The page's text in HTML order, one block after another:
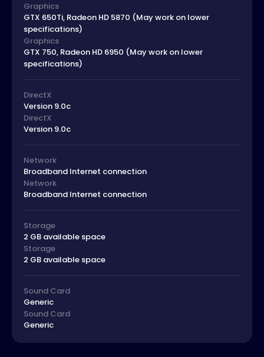
Graphics
GTX 650Ti, Radeon HD 5870 (May work on lower
specifications)
Graphics
GTX 750, Radeon HD 6950 (May work on lower
specifications)
DirectX
Version 9.0c
DirectX
Version 9.0c
Network
Broadband Internet connection
Network
Broadband Internet connection
Storage
2 GB available space
Storage
2 GB available space
Sound Card
Generic
Sound Card
Generic